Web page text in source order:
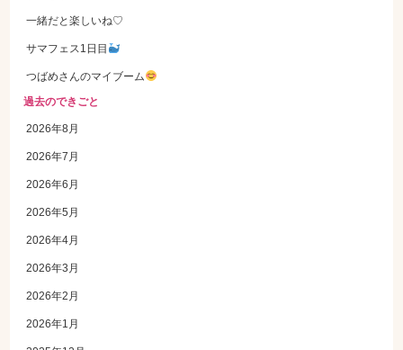
一緒だと楽しいね♡
サマフェス1日目
つばめさんのマイブーム
過去のできごと
2026年8月
2026年7月
2026年6月
2026年5月
2026年4月
2026年3月
2026年2月
2026年1月